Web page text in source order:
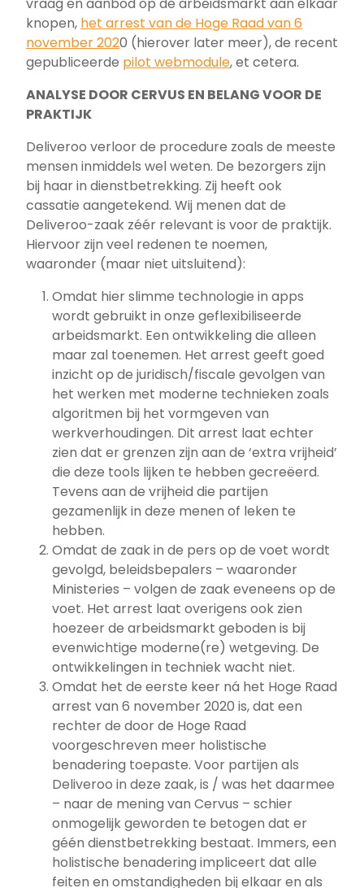
knopen, het arrest van de Hoge Raad van 6
november 2020 (hierover later meer), de recent
gepubliceerde pilot webmodule, et cetera.
ANALYSE DOOR CERVUS EN BELANG VOOR DE
PRAKTIJK
Deliveroo verloor de procedure zoals de meeste
mensen inmiddels wel weten. De bezorgers zijn
bij haar in dienstbetrekking. Zij heeft ook
cassatie aangetekend. Wij menen dat de
Deliveroo-zaak zéér relevant is voor de praktijk.
Hiervoor zijn veel redenen te noemen,
waaronder (maar niet uitsluitend):
Omdat hier slimme technologie in apps
wordt gebruikt in onze geflexibiliseerde
arbeidsmarkt. Een ontwikkeling die alleen
maar zal toenemen. Het arrest geeft goed
inzicht op de juridisch/fiscale gevolgen van
het werken met moderne technieken zoals
algoritmen bij het vormgeven van
werkverhoudingen. Dit arrest laat echter
zien dat er grenzen zijn aan de ‘extra vrijheid’
die deze tools lijken te hebben gecreëerd.
Tevens aan de vrijheid die partijen
gezamenlijk in deze menen of leken te
hebben.
Omdat de zaak in de pers op de voet wordt
gevolgd, beleidsbepalers – waaronder
Ministeries – volgen de zaak eveneens op de
voet. Het arrest laat overigens ook zien
hoezeer de arbeidsmarkt geboden is bij
evenwichtige moderne(re) wetgeving. De
ontwikkelingen in techniek wacht niet.
Omdat het de eerste keer ná het Hoge Raad
arrest van 6 november 2020 is, dat een
rechter de door de Hoge Raad
voorgeschreven meer holistische
benadering toepaste. Voor partijen als
Deliveroo in deze zaak, is / was het daarmee
– naar de mening van Cervus – schier
onmogelijk geworden te betogen dat er
géén dienstbetrekking bestaat. Immers, een
holistische benadering impliceert dat alle
feiten en omstandigheden bij elkaar en als